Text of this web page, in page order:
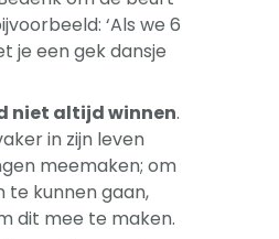
‘Als we 6
je een gek dansje
niet altijd winnen.
in zijn leven
meemaken; om
te kunnen gaan,
dit mee te maken.